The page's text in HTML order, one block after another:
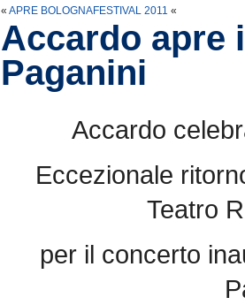
« APRE BOLOGNAFESTIVAL 2011 «
Accardo apre
Paganini
Accardo
Eccezionale
Teatro
per il concerto